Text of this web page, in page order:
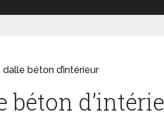
béton d’intérieur
béton